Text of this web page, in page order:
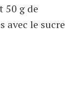
50 g de
avec le sucre